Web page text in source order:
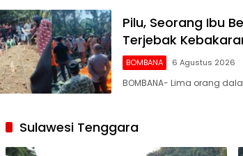
Pilu, Seorang Ibu
Terjebak
BOMBANA 6 Agustus 2026
BOMBANA- Lima orang
Siaran
Sulawesi Tenggara